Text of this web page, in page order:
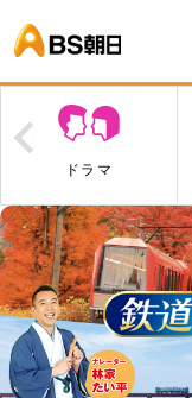
ドラマ
Prev